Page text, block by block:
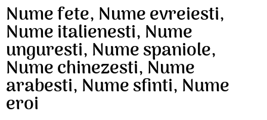
Nume fete, Nume evreiesti,
Nume italienesti, Nume
unguresti, Nume spaniole,
Nume chinezesti, Nume
arabesti, Nume sfinti, Nume
eroi